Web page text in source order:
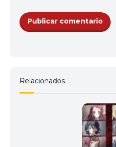
Relacionados